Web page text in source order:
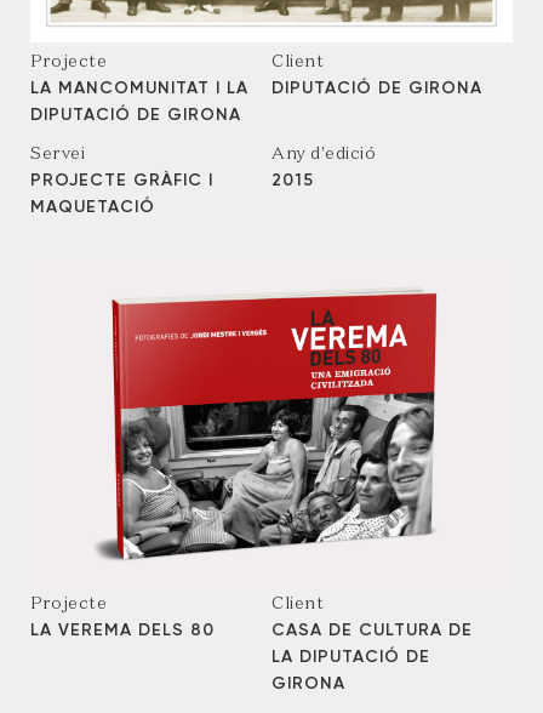
Projecte
LA MANCOMUNITAT I LA
DIPUTACIÓ DE GIRONA
Client
DIPUTACIÓ DE GIRONA
Servei
PROJECTE GRÀFIC I
MAQUETACIÓ
Any d'edició
2015
Projecte
LA VEREMA DELS 80
Client
CASA DE CULTURA DE
LA DIPUTACIÓ DE
GIRONA